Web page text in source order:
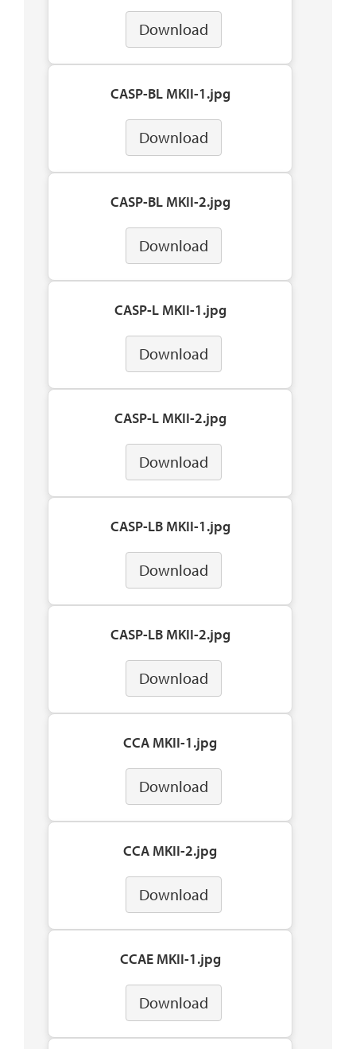
Download
CASP-BL MKII-1.jpg
Download
CASP-BL MKII-2.jpg
Download
CASP-L MKII-1.jpg
Download
CASP-L MKII-2.jpg
Download
CASP-LB MKII-1.jpg
Download
CASP-LB MKII-2.jpg
Download
CCA MKII-1.jpg
Download
CCA MKII-2.jpg
Download
CCAE MKII-1.jpg
Download